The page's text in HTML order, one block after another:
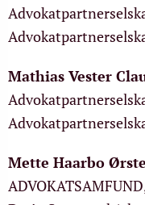
Mathias Vester
Mette Haarbo